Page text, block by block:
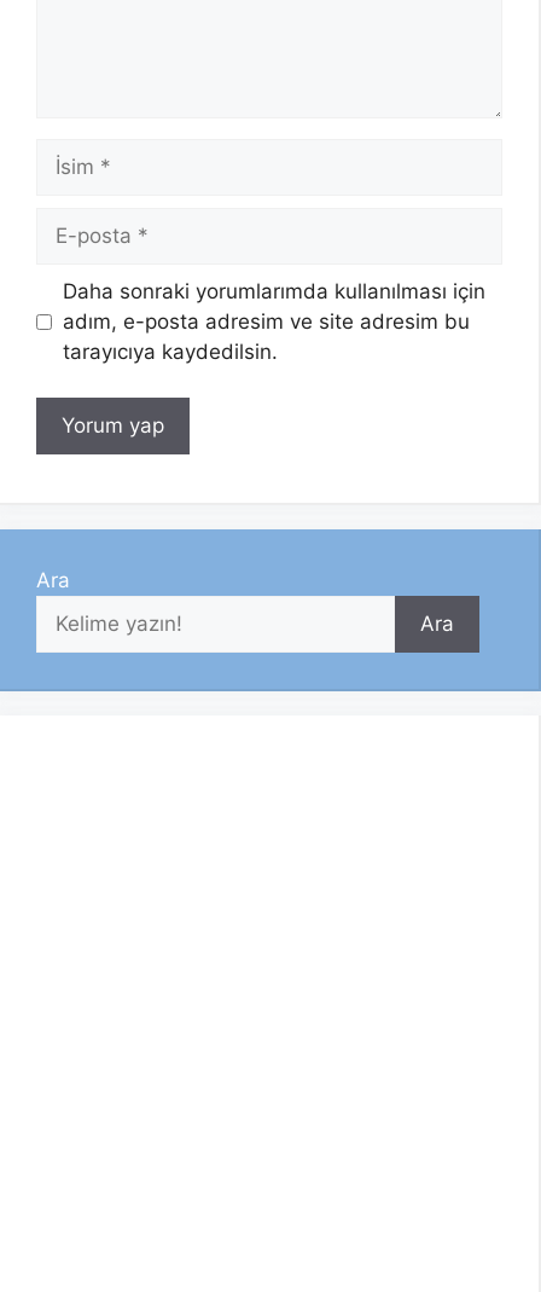
İsim
posta
Daha sonraki yorumlarımda kullanılması için
adım, e-posta adresim ve site adresim bu
tarayıcıya kaydedilsin.
Ara
Ara